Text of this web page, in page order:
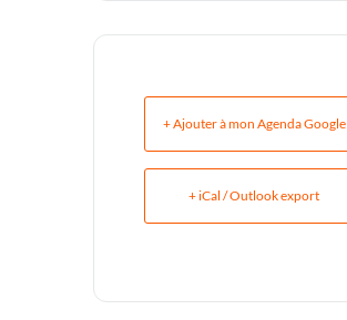
+ Ajouter à mon Agenda Google
+ iCal / Outlook export